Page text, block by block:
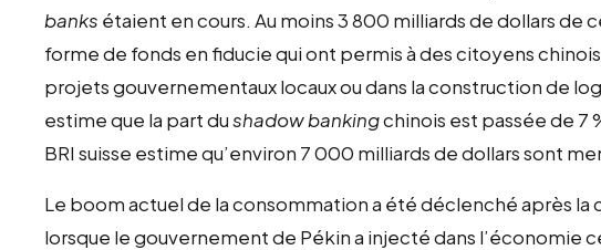
banks étaient en cours. Au moins 3 800 milliards de dollars de
forme de fonds en fiducie qui ont permis à des citoyens
projets gouvernementaux locaux ou dans la construction de
estime que la part dushadow bankingchinois est passée de 7
BRI suisse estime qu’environ 7 000 milliards de dollars sont
Le boom actuel de la consommation a été déclenché après
lorsque le gouvernement de Pékin a injecté dans l’économie